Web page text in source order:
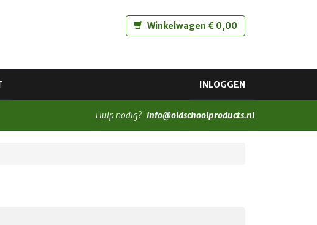
Winkelwagen € 0,00
INLOGGEN
Hulp nodig? info@oldschoolproducts.nl